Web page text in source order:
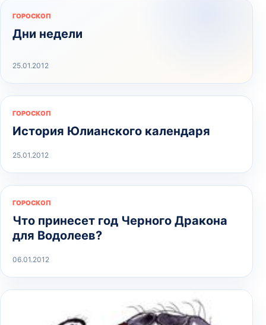
ГОРОСКОП
Дни недели
25.01.2012
ГОРОСКОП
История Юлианского календаря
25.01.2012
ГОРОСКОП
Что принесет год Черного Дракона
для Водолеев?
06.01.2012